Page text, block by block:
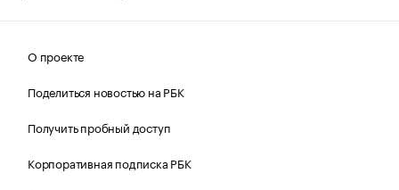
О проекте
Поделиться новостью на РБК
Получить пробный доступ
Корпоративная подписка РБК